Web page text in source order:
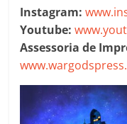
Instagram:
Youtube:
Assessoria de